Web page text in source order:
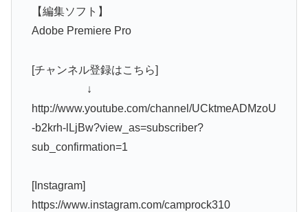
【編集ソフト】
Adobe Premiere Pro
[チャンネル登録はこちら]
↓
http://www.youtube.com/channel/UCktmeADMzoU
-b2krh-lLjBw?view_as=subscriber?
sub_confirmation=1
[Instagram]
https://www.instagram.com/camprock310